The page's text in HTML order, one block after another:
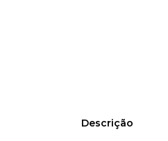
Descrição